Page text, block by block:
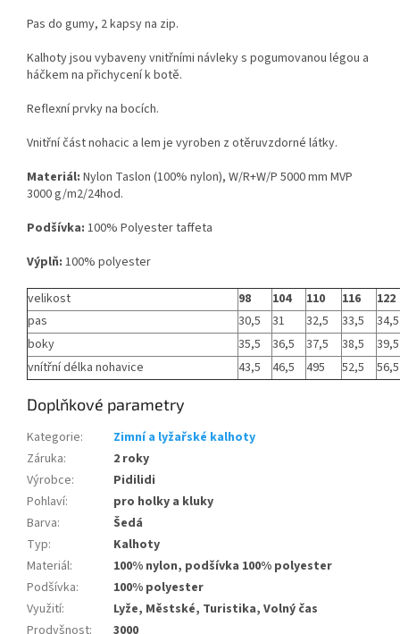
Pas do gumy, 2 kapsy na zip.
Kalhoty jsou vybaveny vnitřními návleky s pogumovanou légou a
háčkem na přichycení k botě.
Reflexní prvky na bocích.
Vnitřní část nohacic a lem je vyroben z otěruvzdorné látky.
Materiál: Nylon Taslon (100% nylon), W/R+W/P 5000 mm MVP
3000 g/m2/24hod.
Podšívka: 100% Polyester taffeta
Výplň: 100% polyester
velikost 98 104 110 116
122
pas
30,5 31 32,5 33,5
34,5
boky
35,5 36,5 37,5 38,5
39,5
vnítřní délka nohavice
43,5 46,5 495 52,5 56,5
Doplňkové parametry
Kategorie:
Zimní a lyžařské kalhoty
Záruka:
2 roky
Výrobce:
Pidilidi
Pohlaví:
pro holky a kluky
Barva:
Šedá
Typ:
Kalhoty
Materiál:
100% nylon, podšívka 100% polyester
Podšívka:
100% polyester
Využití:
Lyže, Městské, Turistika, Volný čas
Prodyšnost: 3000